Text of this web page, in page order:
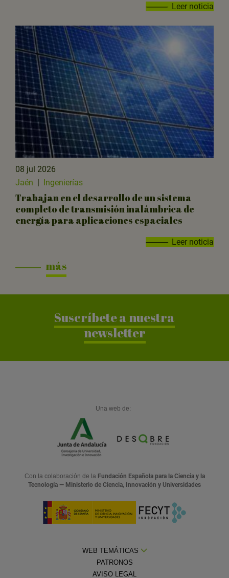
Leer noticia
08 jul 2026
Jaén
Ingenierías
Trabajan en el desarrollo de un sistema
completo de transmisión inalámbrica de
energía para aplicaciones espaciales
Leer noticia
más
Suscríbete a nuestra
newsletter
Una web de:
Con la colaboración de la Fundación Española para la Ciencia y la
Tecnología — Ministerio de Ciencia, Innovación y Universidades
WEB TEMÁTICAS
PATRONOS
AVISO LEGAL